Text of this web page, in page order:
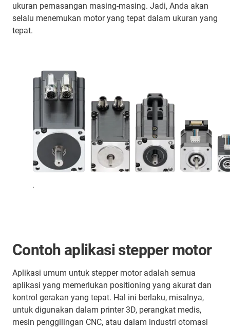
ukuran pemasangan masing-masing. Jadi, Anda akan
selalu menemukan motor yang tepat dalam ukuran yang
tepat.
.
Contoh aplikasi stepper motor
Aplikasi umum untuk stepper motor adalah semua
aplikasi yang memerlukan positioning yang akurat dan
kontrol gerakan yang tepat. Hal ini berlaku, misalnya,
untuk digunakan dalam printer 3D, perangkat medis,
mesin penggilingan CNC, atau dalam industri otomasi